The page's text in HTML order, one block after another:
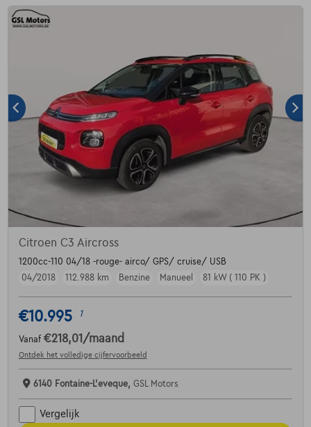
Citroen C3 Aircross
1200cc-110 04/18 -rouge- airco/ GPS/ cruise/ USB
04/2018
112.988 km Benzine Manueel 81 kW ( 110 PK )
€10.995 1
Vanaf €218,01 /maand
Ontdek het volledige cijfervoorbeeld
6140 Fontaine-L'eveque, GSL Motors
Vergelijk